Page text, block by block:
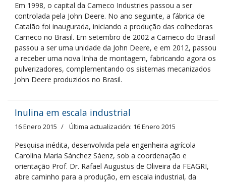
Em 1998, o capital da Cameco Industries passou a ser
controlada pela John Deere. No ano seguinte, a fábrica de
Catalão foi inaugurada, iniciando a produção das colhedoras
Cameco no Brasil. Em setembro de 2002 a Cameco do Brasil
passou a ser uma unidade da John Deere, e em 2012, passou
a receber uma nova linha de montagem, fabricando agora os
pulverizadores, complementando os sistemas mecanizados
John Deere produzidos no Brasil.
Inulina em escala industrial
16 Enero 2015 Última actualización: 16 Enero 2015
Pesquisa inédita, desenvolvida pela engenheira agrícola
Carolina Maria Sánchez Sáenz, sob a coordenação e
orientação Prof. Dr. Rafael Augustus de Oliveira da FEAGRI,
abre caminho para a produção, em escala industrial, da